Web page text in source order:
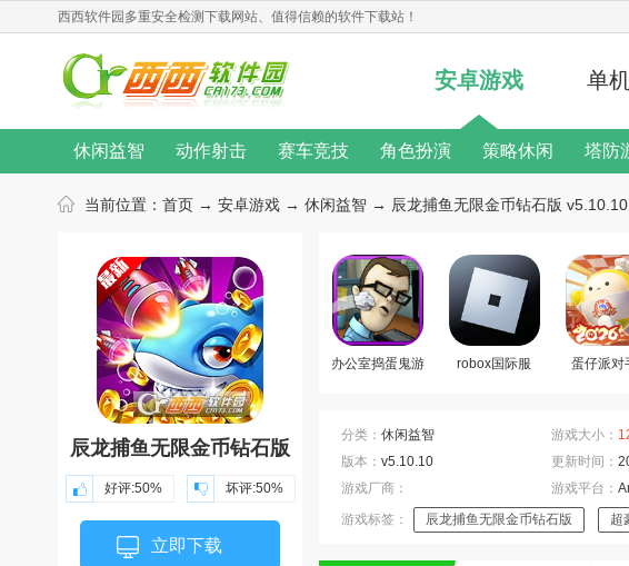
西西软件园 多重安全检测下载网站、值得信赖的软件下载站！
安卓游戏 单
休闲益智 动作射击 赛车竞技 角色扮演 策略休闲 塔防
无限金币 桌游游戏 单机游戏 汉化游戏 修改器
游戏新闻 游戏攻略 游戏心得 修改教程 游戏说明
游戏合集 游戏主题 游戏厂商
当前位置： 首页 → 安卓游戏 → 休闲益智 → 辰龙捕鱼无限金币钻石版 v5.10.10
辰龙捕鱼无限金币钻石版
好评:50% 坏评:50%
立即下载
办公室捣蛋鬼游
robox国际服 蛋仔派对
分类： 休闲益智 游戏大小：
版本： v5.10.10 更新时间：
游戏厂商：
游戏平台：
游戏标签：
辰龙捕鱼无限金币钻石版 超